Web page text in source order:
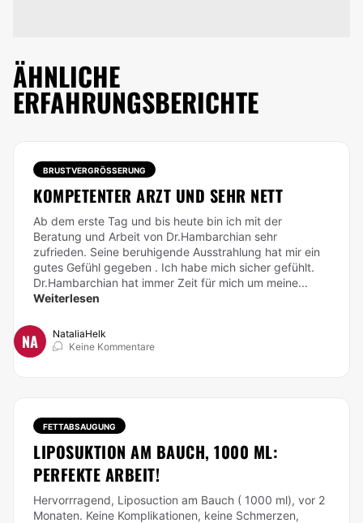
ÄHNLICHE
ERFAHRUNGSBERICHTE
BRUSTVERGRÖSSERUNG
KOMPETENTER ARZT UND SEHR NETT
Ab dem erste Tag und bis heute bin ich mit der
Beratung und Arbeit von Dr.Hambarchian sehr
zufrieden. Seine beruhigende Ausstrahlung hat mir ein
gutes Gefühl gegeben . Ich habe mich sicher gefühlt.
Dr.Hambarchian hat immer Zeit für mich um meine...
Weiterlesen
NA
NataliaHelk
Keine Kommentare
FETTABSAUGUNG
LIPOSUKTION AM BAUCH, 1000 ML:
PERFEKTE ARBEIT!
Hervorrragend, Liposuction am Bauch ( 1000 ml), vor 2
Monaten. Keine Komplikationen, keine Schmerzen,